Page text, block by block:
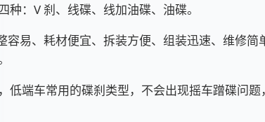
种：V 刹、线碟、线加油碟、油碟。
容易、耗材便宜、拆装方便、组装迅速、维修简
低端车常用的碟刹类型，不会出现摇车蹭碟问题